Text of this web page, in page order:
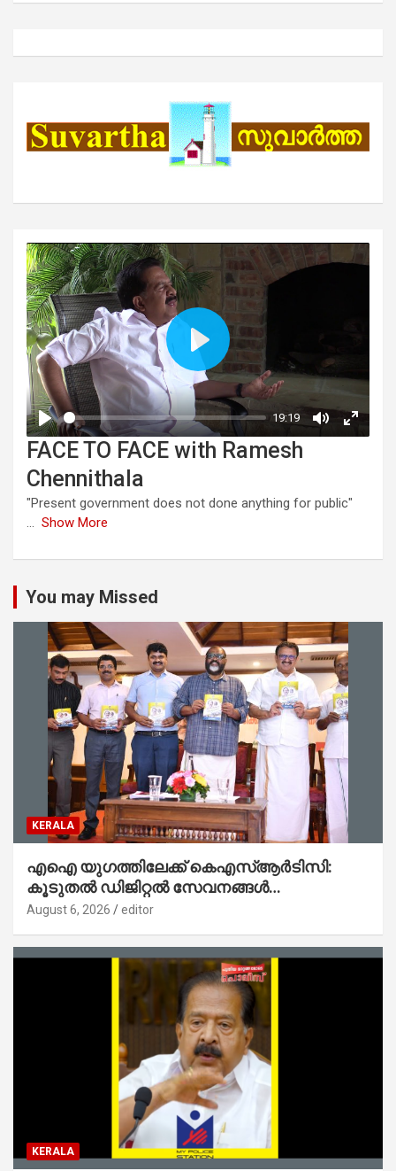
FACE TO FACE with Ramesh
Chennithala
"Present government does not done anything for public"
... Show More
You may Missed
KERALA
എഐ യുഗത്തിലേക്ക് കെഎസ്ആർടിസി:
കൂടുതൽ ഡിജിറ്റൽ സേവനങ്ങൾ
ജനങ്ങളിലേക്കെത്തിക്കും – മന്ത്രി സി പി
August 6, 2026 editor
KERALA